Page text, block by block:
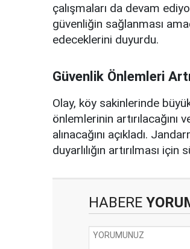
çalışmaları da devam
güvenliğin sağlanması
edeceklerini duyurdu.
Güvenlik Önlemleri
Olay, köy sakinlerinde
önlemlerinin
alınacağını açıkladı.
duyarlılığın artırılması
HABERE